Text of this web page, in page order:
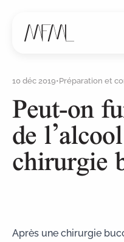
10 déc 2019•Préparation et
Peut-on
de
chirurgie
Après une chirurgie